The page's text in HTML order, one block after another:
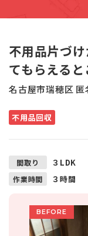
不用品片づ
てもらえると
名古屋市瑞穂区 匿
不用品回収
間取り ３LDK
作業時間 ３時間